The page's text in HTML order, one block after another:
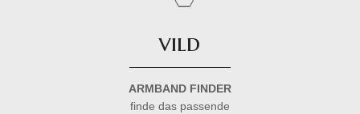
vild
ARMBAND FINDER
finde das passende